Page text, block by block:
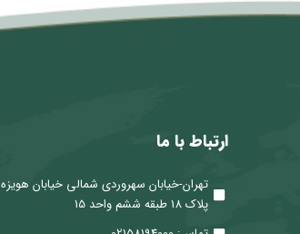
ارتباط با ما
تهران-خیابان سهروردی شمالی خیابان هویزه
پلاک 18 طبقه ششم واحد 15